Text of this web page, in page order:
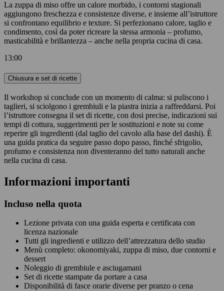
La zuppa di miso offre un calore morbido, i contorni stagionali
aggiungono freschezza e consistenze diverse, e insieme all’istruttore
si confrontano equilibrio e texture. Si perfezionano calore, taglio e
condimento, così da poter ricreare la stessa armonia – profumo,
masticabilità e brillantezza – anche nella propria cucina di casa.
13:00
Chiusura e set di ricette
Il workshop si conclude con un momento di calma: si puliscono i
taglieri, si sciolgono i grembiuli e la piastra inizia a raffreddarsi. Poi
l’istruttore consegna il set di ricette, con dosi precise, indicazioni sui
tempi di cottura, suggerimenti per le sostituzioni e note su come
reperire gli ingredienti (dal taglio del cavolo alla base del dashi). È
una guida pratica da seguire passo dopo passo, finché sfrigolio,
profumo e consistenza non diventeranno del tutto naturali anche
nella cucina di casa.
Informazioni importanti
Incluso nella quota
Lezione privata con una guida esperta e certificata con
licenza nazionale
Tutti gli ingredienti e utilizzo dell’attrezzatura dello studio
Menù completo: okonomiyaki, zuppa di miso, due contorni e
dessert
Noleggio di grembiule e asciugamani
Set di ricette stampate da portare a casa
Disponibilità di fasce orarie diverse per pranzo o cena